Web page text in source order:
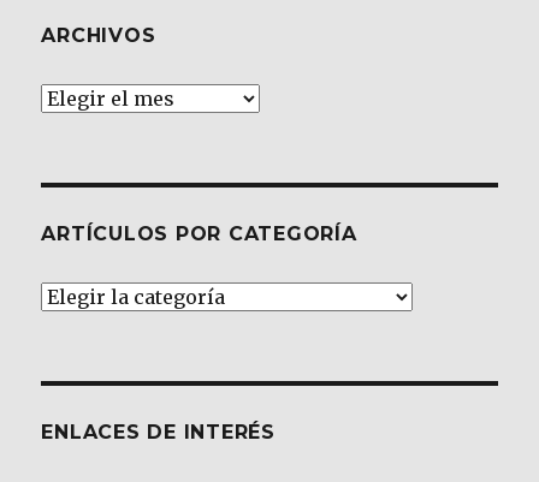
ARCHIVOS
Archivos
ARTÍCULOS POR CATEGORÍA
Artículos
ENLACES DE INTERÉS